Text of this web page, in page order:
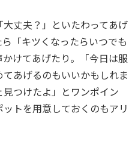
丈夫？」といたわってあげ
「キツくなったらいつでも
けてあげたり。「今日は服
あげるのもいいかもしれま
つけたよ」とワンポイン
トを用意しておくのもアリ